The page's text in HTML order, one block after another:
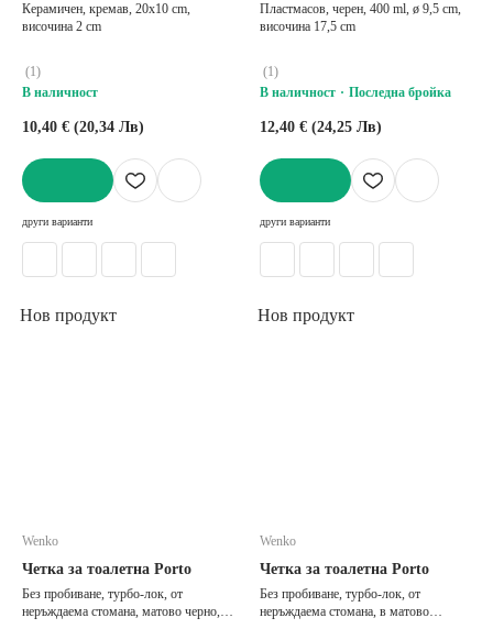
Керамичен, кремав, 20x10 cm,
височина 2 cm
(1)
В наличност
10,40 € (20,34 Лв)
други варианти
Пластмасов, черен, 400 ml, ø 9,5 cm,
височина 17,5 cm
(1)
В наличност
Последна бройка
12,40 € (24,25 Лв)
други варианти
Нов продукт
Wenko
Четка за тоалетна Porto
Без пробиване, турбо-лок, от
неръждаема стомана, матово черно, ø
Нов продукт
Wenko
Четка за тоалетна Porto
Без пробиване, турбо-лок, от
неръждаема стомана, в матово